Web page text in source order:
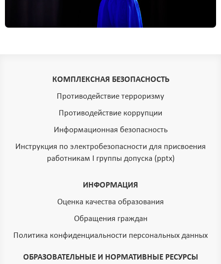
КОМПЛЕКСНАЯ БЕЗОПАСНОСТЬ
Противодействие терроризму
Противодействие коррупции
Информационная безопасность
Инструкция по электробезопасности для присвоения
работникам I группы допуска (pptx)
ИНФОРМАЦИЯ
Оценка качества образования
Обращения граждан
Политика конфиденциальности персональных данных
ОБРАЗОВАТЕЛЬНЫЕ И НОРМАТИВНЫЕ РЕСУРСЫ